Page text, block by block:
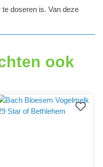
doseren is. Van deze
ook